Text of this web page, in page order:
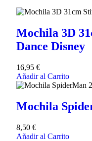
Mochila 3D
Dance Disney
16,95 €
Añadir al Carrito
Mochila
8,50 €
Añadir al Carrito